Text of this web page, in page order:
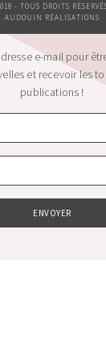
- TOUS DROITS
AUDOUIN RÉALISATIONS
e-mail pour
et recevoir les
publications !